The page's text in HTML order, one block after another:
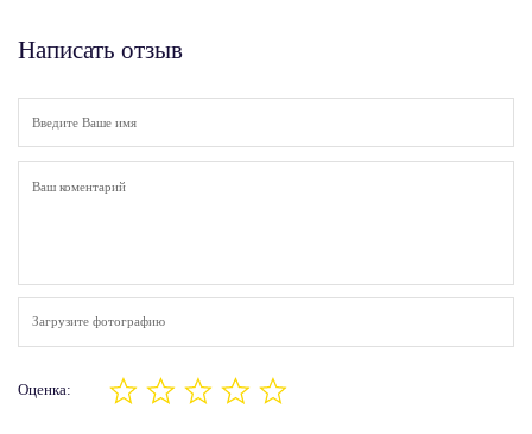
Написать отзыв
Загрузите фотографию
Оценка: